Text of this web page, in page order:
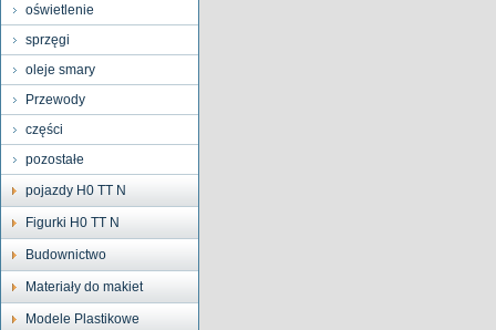
oświetlenie
sprzęgi
oleje smary
Przewody
części
pozostałe
pojazdy H0 TT N
Figurki H0 TT N
Budownictwo
Materiały do makiet
Modele Plastikowe